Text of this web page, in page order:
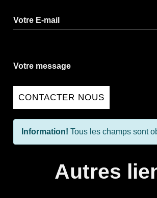
Votre E-mail
Votre message
CONTACTER NOUS
Information! Tous les champs sont
Autres